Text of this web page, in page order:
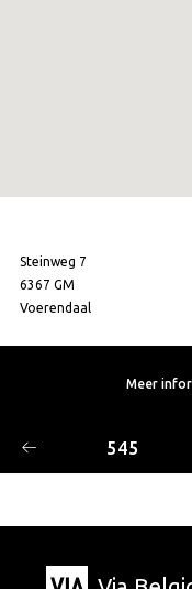
Steinweg 7
6367 GM
Voerendaal
Meer
545